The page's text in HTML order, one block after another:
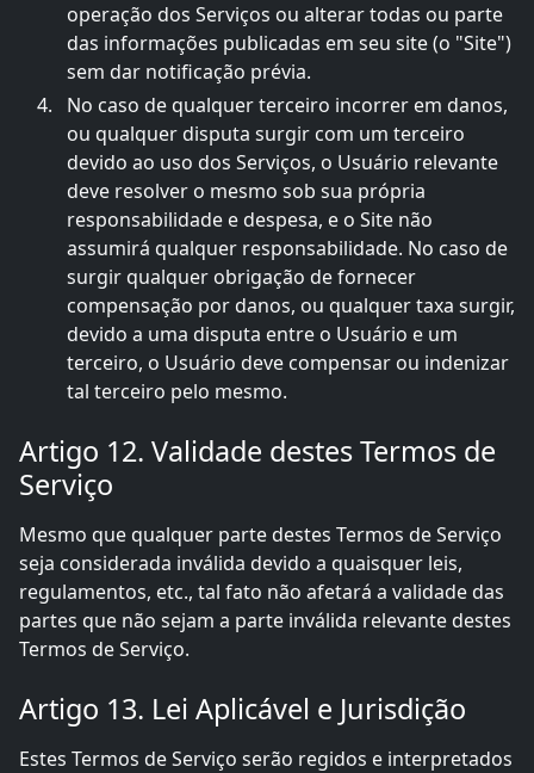
operação dos Serviços ou alterar todas ou parte
das informações publicadas em seu site (o "Site")
sem dar notificação prévia.
No caso de qualquer terceiro incorrer em danos,
ou qualquer disputa surgir com um terceiro
devido ao uso dos Serviços, o Usuário relevante
deve resolver o mesmo sob sua própria
responsabilidade e despesa, e o Site não
assumirá qualquer responsabilidade. No caso de
surgir qualquer obrigação de fornecer
compensação por danos, ou qualquer taxa surgir,
devido a uma disputa entre o Usuário e um
terceiro, o Usuário deve compensar ou indenizar
tal terceiro pelo mesmo.
Artigo 12. Validade destes Termos de
Serviço
Mesmo que qualquer parte destes Termos de Serviço
seja considerada inválida devido a quaisquer leis,
regulamentos, etc., tal fato não afetará a validade das
partes que não sejam a parte inválida relevante destes
Termos de Serviço.
Artigo 13. Lei Aplicável e Jurisdição
Estes Termos de Serviço serão regidos e interpretados